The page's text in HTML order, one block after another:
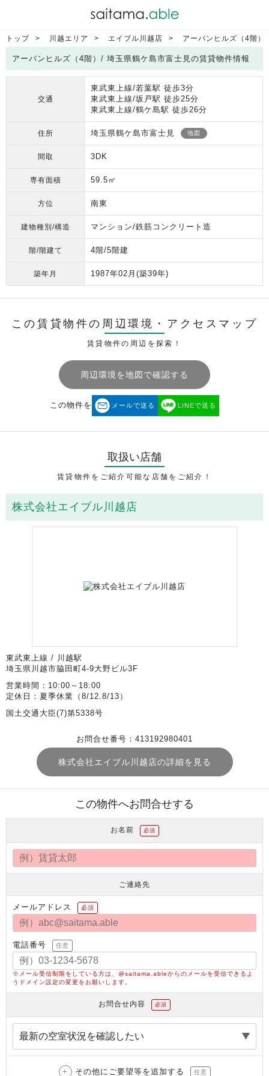
トップ 川越エリア エイブル川越店 アーバンヒルズ（4階）
アーバンヒルズ（4階）/ 埼玉県鶴ケ島市富士見の賃貸物件情報
交通
東武東上線/若葉駅 徒歩3分
東武東上線/坂戸駅 徒歩25分
東武東上線/鶴ケ島駅 徒歩26分
住所 埼玉県鶴ケ島市富士見 地図
間取 3DK
専有面積 59.5㎡
方位 南東
建物種別/構造 マンション/鉄筋コンクリート造
階/階建て 4階/5階建
築年月 1987年02月 (築39年)
この賃貸物件の周辺環境・ アクセスマップ
賃貸物件の周辺を探索！
周辺環境を地図で確認する
この物件を メールで送る LINEで送る
取扱い店舗
賃貸物件をご紹介可能な店舗をご紹介！
株式会社エイブル川越店
東武東上線 / 川越駅
埼玉県川越市脇田町4-9大野ビル3F
営業時間：10:00～18:00
定休日：夏季休業（8/12.8/13）
国土交通大臣(7)第5338号
お問合せ番号：413192980401
株式会社エイブル川越店の詳細を見る
この物件へお問合せする
お名前 必須
ご連絡先
メールアドレス 必須
電話番号 任意
※メール受信制限をしている方は、@saitama.ableからのメールを受信できるよ
うドメイン設定の変更をお願いします。
お問合せ内容 必須
その他にご要望等を追加する 任意